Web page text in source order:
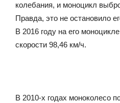
колебания, и моноцикл
Правда, это не остановило
В 2016 году на его
скорости 98,46 км/ч.
В 2010-х годах моноколесо